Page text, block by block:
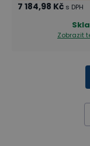
7 184,98 Kč s DPH
Zobrazit